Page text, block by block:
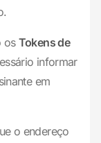
os Tokens de
informar
em
o endereço